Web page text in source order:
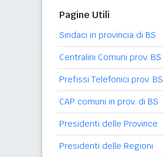
Pagine Utili
Sindaci in provincia di BS
Centralini Comuni prov. BS
Prefissi Telefonici prov. BS
CAP comuni in prov. di BS
Presidenti delle Province
Presidenti delle Regioni